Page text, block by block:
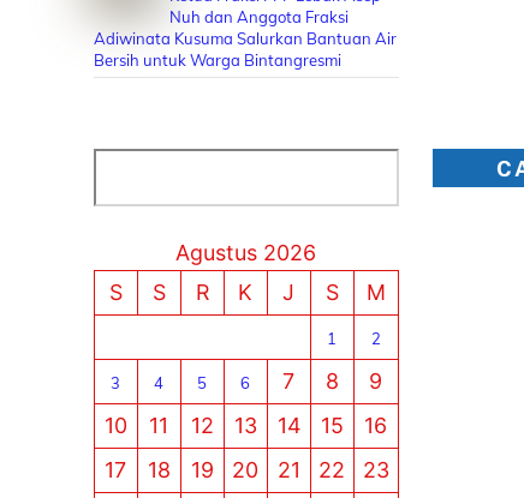
Nuh dan Anggota Fraksi
Adiwinata Kusuma Salurkan Bantuan Air
Bersih untuk Warga Bintangresmi
Agustus 2026
S
S R K J S M
1 2
3 4 5 6 7 8
9
10
11 12 13 14 15
16
17
18 19 20 21 22
23